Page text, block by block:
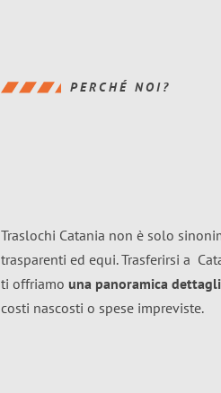
PERCHÉ NOI?
Traslochi Catania non è solo
trasparenti ed equi. Trasferirsi a
ti offriamo una panoramica
costi nascosti o spese impreviste.